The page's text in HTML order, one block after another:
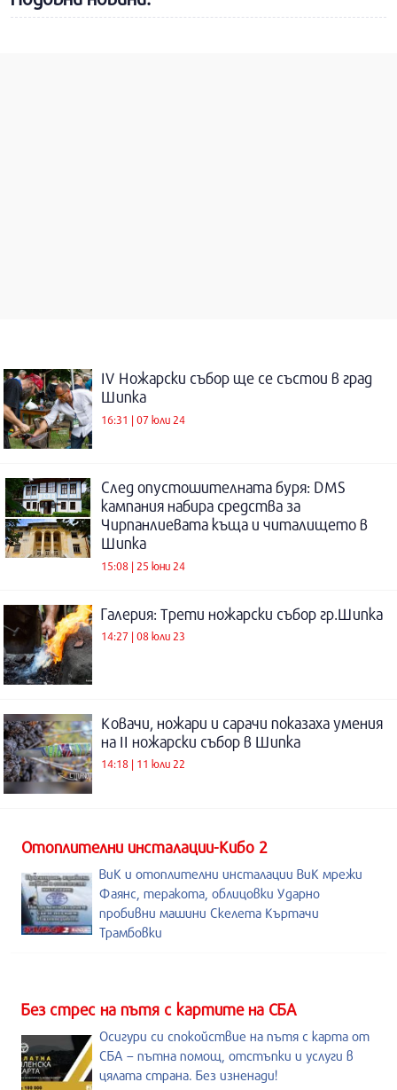
IV Ножарски събор ще се състои в град
Шипка
16:31 | 07 юли 24
След опустошителната буря: DMS
кампания набира средства за
Чирпанлиевата къща и читалището в
Шипка
15:08 | 25 юни 24
Галерия: Трети ножарски събор гр.Шипка
14:27 | 08 юли 23
Ковачи, ножари и сарачи показаха умения
на II ножарски събор в Шипка
14:18 | 11 юли 22
Отоплителни инсталации-Кибо 2
ВиК и отоплителни инсталации ВиК мрежи
Фаянс, теракота, облицовки Ударно
пробивни машини Скелета Къртачи
Трамбовки
Без стрес на пътя с картите на СБА
Осигури си спокойствие на пътя с карта от
СБА – пътна помощ, отстъпки и услуги в
цялата страна. Без изненади!